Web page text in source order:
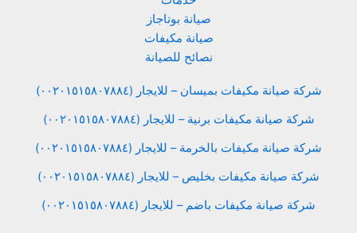
صيانة بوتاجاز
صيانة مكيفات
نصائح للصيانة
شركة صيانة مكيفات بميسان – للايجار (٠٠٢٠١٥١٥٨٠٧٨٨٤)
شركة صيانة مكيفات برنية – للايجار (٠٠٢٠١٥١٥٨٠٧٨٨٤)
شركة صيانة مكيفات بالخرمة – للايجار (٠٠٢٠١٥١٥٨٠٧٨٨٤)
شركة صيانة مكيفات بخليص – للايجار (٠٠٢٠١٥١٥٨٠٧٨٨٤)
شركة صيانة مكيفات باضم – للايجار (٠٠٢٠١٥١٥٨٠٧٨٨٤)